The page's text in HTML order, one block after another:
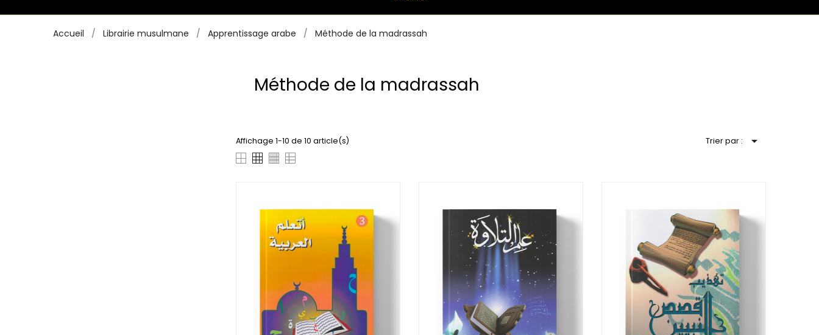
Accueil Librairie musulmane Apprentissage arabe Méthode de la madrassah
Méthode de la madrassah
Affichage 1-10 de 10 article(s) Trier par : 